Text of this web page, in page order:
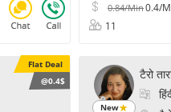
0.84/Min0.4/
11
Flat Deal
@0.4$
New
टैरो